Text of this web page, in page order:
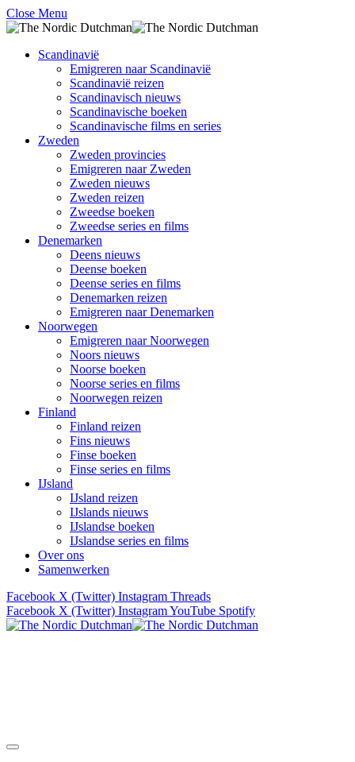
Close Menu
Scandinavië
Emigreren naar Scandinavië
Scandinavië reizen
Scandinavisch nieuws
Scandinavische boeken
Scandinavische films en series
Zweden
Zweden provincies
Emigreren naar Zweden
Zweden nieuws
Zweden reizen
Zweedse boeken
Zweedse series en films
Denemarken
Deens nieuws
Deense boeken
Deense series en films
Denemarken reizen
Emigreren naar Denemarken
Noorwegen
Emigreren naar Noorwegen
Noors nieuws
Noorse boeken
Noorse series en films
Noorwegen reizen
Finland
Finland reizen
Fins nieuws
Finse boeken
Finse series en films
IJsland
IJsland reizen
IJslands nieuws
IJslandse boeken
IJslandse series en films
Over ons
Samenwerken
Facebook X (Twitter) Instagram Threads
Facebook X (Twitter) InstagramYouTube Spotify